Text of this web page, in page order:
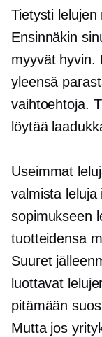
Tietysti
Ensinnäkin
myyvät hyvin.
yleensä
vaihtoehtoja.
löytää
Useimmat
valmista
sopimukseen
tuotteidensa
Suuret
luottavat
pitämään
Mutta jos